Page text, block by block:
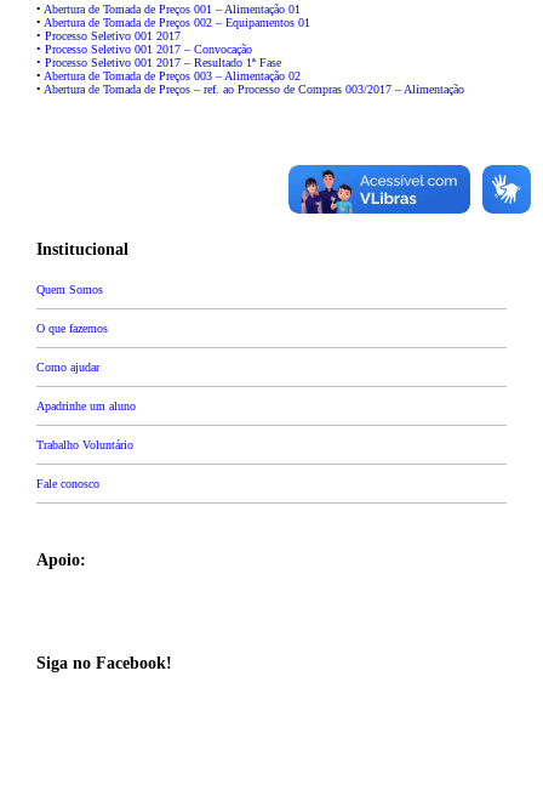
• Abertura de Tomada de Preços 001 – Alimentação 01
• Abertura de Tomada de Preços 002 – Equipamentos 01
• Processo Seletivo 001 2017
• Processo Seletivo 001 2017 – Convocação
• Processo Seletivo 001 2017 – Resultado 1ª Fase
• Abertura de Tomada de Preços 003 – Alimentação 02
• Abertura de Tomada de Preços – ref. ao Processo de Compras 003/2017 – Alimentação
Institucional
Quem Somos
O que fazemos
Como ajudar
Apadrinhe um aluno
Trabalho Voluntário
Fale conosco
Apoio:
Siga no Facebook!